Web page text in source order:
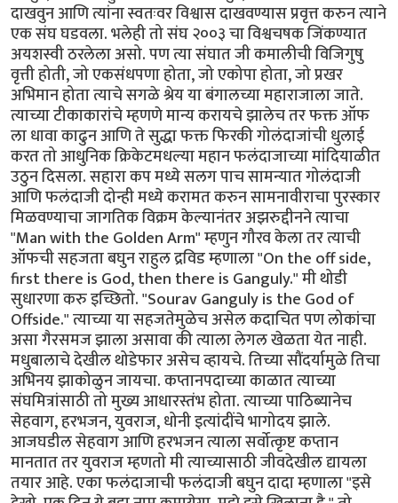
दाखवुन आणि त्यांना स्वतःवर विश्वास दाखवण्यास प्रवृत्त करुन त्याने
एक संघ घडवला. भलेही तो संघ २००३ चा विश्वचषक जिंकण्यात
अयशस्वी ठरलेला असो. पण त्या संघात जी कमालीची विजिगुषु
वृत्ती होती, जो एकसंधपणा होता, जो एकोपा होता, जो प्रखर
अभिमान होता त्याचे सगळे श्रेय या बंगालच्या महाराजाला जाते.
त्याच्या टीकाकारांचे म्हणणे मान्य करायचे झालेच तर फक्त ऑफ
ला धावा काढुन आणि ते सुद्धा फक्त फिरकी गोलंदाजांची धुलाई
करत तो आधुनिक क्रिकेटमधल्या महान फलंदाजाच्या मांदियाळीत
उठुन दिसला. सहारा कप मध्ये सलग पाच सामन्यात गोलंदाजी
आणि फलंदाजी दोन्ही मध्ये करामत करुन सामनावीराचा पुरस्कार
मिळवण्याचा जागतिक विक्रम केल्यानंतर अझरुद्दीनने त्याचा
"Man with the Golden Arm" म्हणुन गौरव केला तर त्याची
ऑफची सहजता बघुन राहुल द्रविड म्हणाला "On the off side,
first there is God, then there is Ganguly." मी थोडी
सुधारणा करु इच्छितो. "Sourav Ganguly is the God of
Offside." त्याच्या या सहजतेमुळेच असेल कदाचित पण लोकांचा
असा गैरसमज झाला असावा की त्याला लेगल खेळता येत नाही.
मधुबालाचे देखील थोडेफार असेच व्हायचे. तिच्या सौंदर्यामुळे तिचा
अभिनय झाकोळुन जायचा. कप्तानपदाच्या काळात त्याच्या
संघमित्रांसाठी तो मुख्य आधारस्तंभ होता. त्याच्या पाठिब्यानेच
सेहवाग, हरभजन, युवराज, धोनी इत्यांदींचे भागोदय झाले.
आजघडील सेहवाग आणि हरभजन त्याला सर्वोत्कृष्ट कप्तान
मानतात तर युवराज म्हणतो मी त्याच्यासाठी जीवदेखील द्यायला
तयार आहे. एका फलंदाजाची फलंदाजी बघुन दादा म्हणाला "इसे